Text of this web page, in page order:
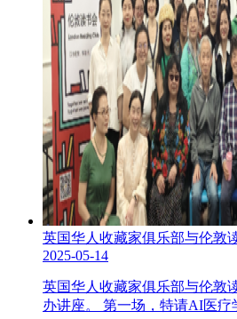
英国华人收藏家俱乐部与伦敦
2025-05-14
英国华人收藏家俱乐部与伦敦
办讲座。 第一场，特请AI医疗